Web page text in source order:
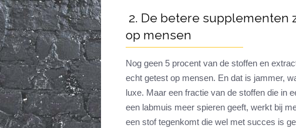
2. De betere supplementen
op mensen
Nog geen 5 procent van de stoffen en
echt getest op mensen. En dat is jammer,
luxe. Maar een fractie van de stoffen die in
een labmuis meer spieren geeft, werkt bij
een stof tegenkomt die wel met succes is